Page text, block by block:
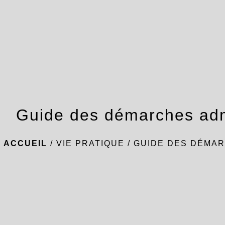
Guide des démarches
ACCUEIL / VIE PRATIQUE / GUIDE DES